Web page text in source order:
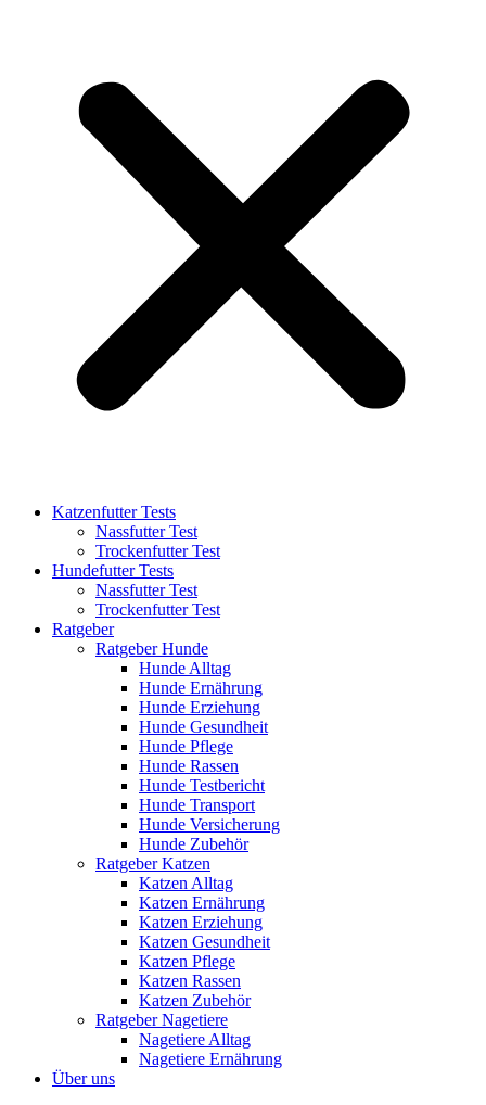
Katzenfutter Tests
Nassfutter Test
Trockenfutter Test
Hundefutter Tests
Nassfutter Test
Trockenfutter Test
Ratgeber
Ratgeber Hunde
Hunde Alltag
Hunde Ernährung
Hunde Erziehung
Hunde Gesundheit
Hunde Pflege
Hunde Rassen
Hunde Testbericht
Hunde Transport
Hunde Versicherung
Hunde Zubehör
Ratgeber Katzen
Katzen Alltag
Katzen Ernährung
Katzen Erziehung
Katzen Gesundheit
Katzen Pflege
Katzen Rassen
Katzen Zubehör
Ratgeber Nagetiere
Nagetiere Alltag
Nagetiere Ernährung
Über uns